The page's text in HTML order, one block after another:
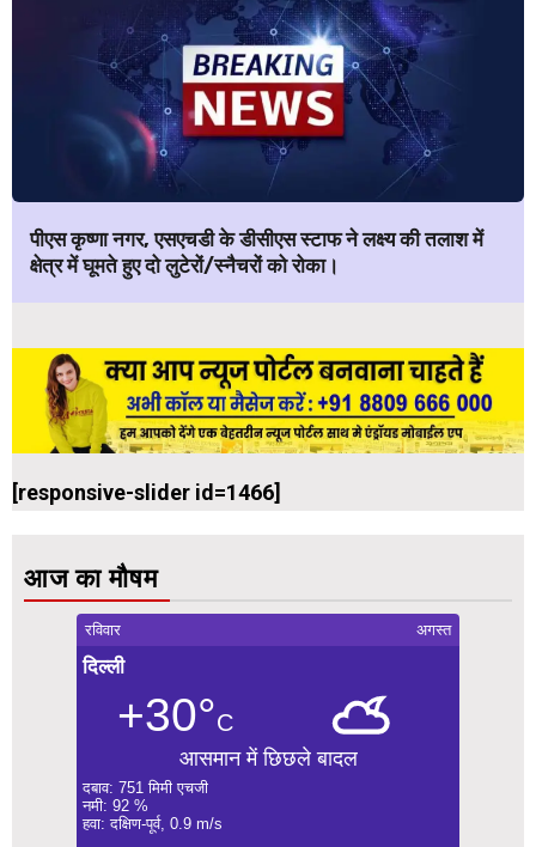
पीएस कृष्णा नगर, एसएचडी के डीसीएस स्टाफ ने लक्ष्य की तलाश में
क्षेत्र में घूमते हुए दो लुटेरों/स्नैचरों को रोका।
[responsive-slider id=1466]
आज का मौषम
रविवार अगस्त
दिल्ली
+30°C
आसमान में छिछले बादल
दबाव: 751 मिमी एचजी
नमी: 92 %
हवा: दक्षिण-पूर्व, 0.9 m/s